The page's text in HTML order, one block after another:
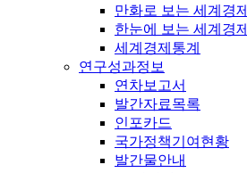
만화로 보는 세계경제
한눈에 보는 세계경제
세계경제통계
연구성과정보
연차보고서
발간자료목록
인포카드
국가정책기여현황
발간물안내